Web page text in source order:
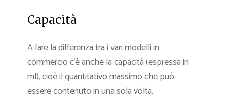
Capacità
A fare la differenza tra i vari modelli in
commercio c’è anche la capacità (espressa in
ml), cioè il quantitativo massimo che può
essere contenuto in una sola volta.